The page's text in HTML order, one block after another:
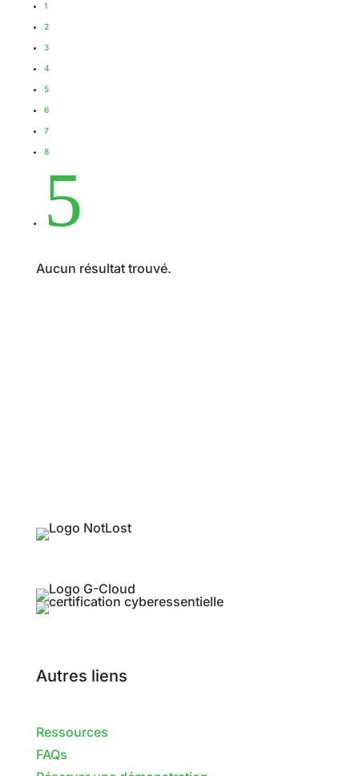
1
2
3
4
5
6
7
8
5
Aucun résultat trouvé.
Autres liens
Ressources
FAQs